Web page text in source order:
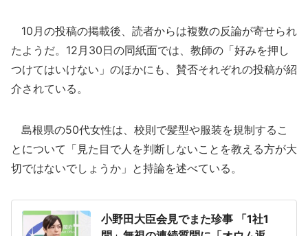
10月の投稿の掲載後、読者からは複数の反論が寄せられ
たようだ。12月30日の同紙面では、教師の「好みを押し
つけてはいけない」のほかにも、賛否それぞれの投稿が紹
介されている。
島根県の50代女性は、校則で髪型や服装を規制するこ
とについて「見た目で人を判断しないことを教える方が大
切ではないでしょうか」と持論を述べている。
小野田大臣会見でまた珍事 「1社1